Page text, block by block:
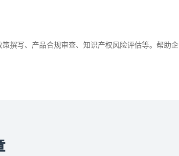
撰写、产品合规审查、知识产权风险评估等。帮助企